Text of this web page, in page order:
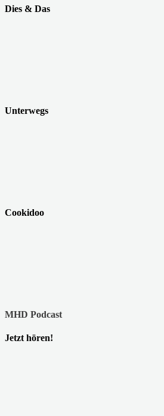
Dies & Das
Unterwegs
Cookidoo
MHD Podcast
Jetzt hören!